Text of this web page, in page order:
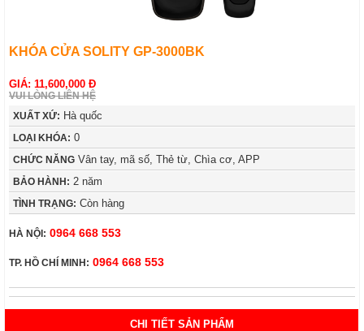
KHÓA CỬA SOLITY GP-3000BK
GIÁ: 11,600,000 Đ
VUI LÒNG LIÊN HỆ
XUẤT XỨ: Hà quốc
LOẠI KHÓA: 0
CHỨC NĂNG Vân tay, mã số, Thẻ từ, Chìa cơ, APP
BẢO HÀNH: 2 năm
TÌNH TRẠNG: Còn hàng
HÀ NỘI: 0964 668 553
TP. HỒ CHÍ MINH: 0964 668 553
CHI TIẾT SẢN PHẨM